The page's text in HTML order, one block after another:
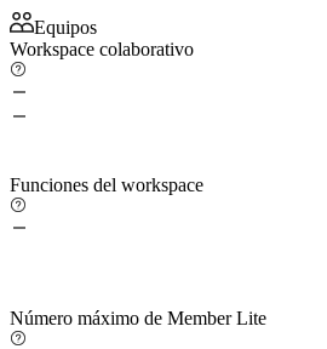
Equipos
Workspace colaborativo
Funciones del workspace
Número máximo de Member Lite